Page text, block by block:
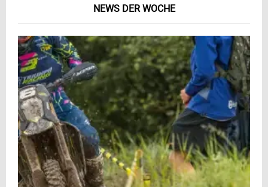
NEWS DER WOCHE